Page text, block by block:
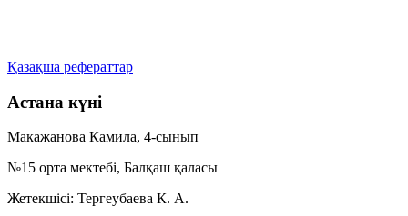
Қазақша рефераттар
Астана күні
Макажанова Камила, 4-сынып
№15 орта мектебі, Балқаш қаласы
Жетекшісі: Тергеубаева К. А.